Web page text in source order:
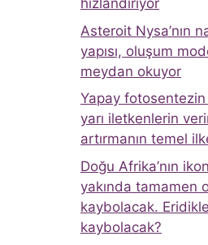
hızlandırıyor
Asteroit Nysa’nın
yapısı, oluşum
meydan okuyor
Yapay
yarı iletkenlerin
artırmanın temel
Doğu Afrika’nın
yakında tamamen
kaybolacak.
kaybolacak?